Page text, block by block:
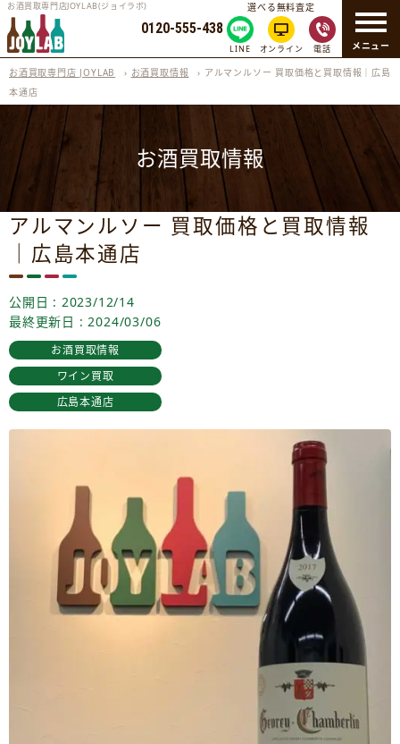
メニュー
お酒買取専門店JOYLAB(ジョイラボ)
0120-555-438
選べる無料査定
LINE オンライン 電話
お酒買取専門店 JOYLAB › お酒買取情報 › アルマンルソー 買取価格と買取情報｜広島
本通店
お酒買取情報
アルマンルソー 買取価格と買取情報
｜広島本通店
公開日 : 2023/12/14
最終更新日 : 2024/03/06
お酒買取情報
ワイン買取
広島本通店